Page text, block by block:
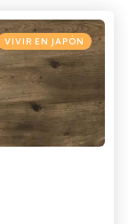
VIVIR EN JAPÓN